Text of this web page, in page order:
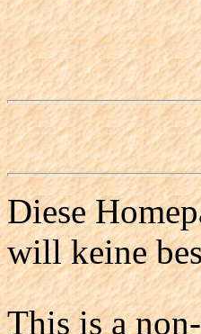
Diese
will keine
This is a